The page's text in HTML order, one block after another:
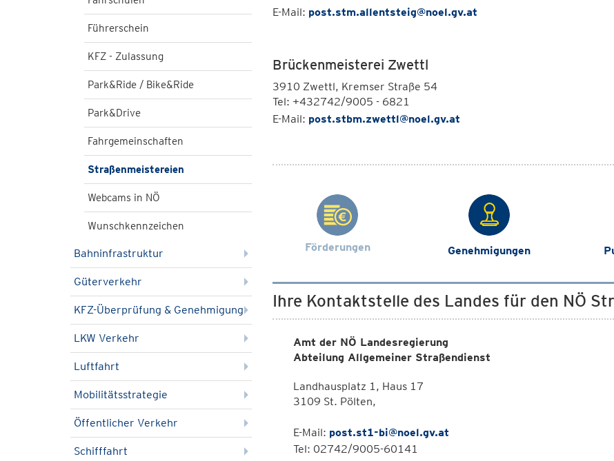
Führerschein
KFZ - Zulassung
Park&Ride / Bike&Ride
Park&Drive
Fahrgemeinschaften
Straßenmeistereien
Webcams in NÖ
Wunschkennzeichen
Bahninfrastruktur
Güterverkehr
KFZ-Überprüfung & Genehmigung
LKW Verkehr
Luftfahrt
Mobilitätsstrategie
Öffentlicher Verkehr
Schifffahrt
E-Mail: post.stm.allentsteig@noel.gv.at
Brückenmeisterei Zwettl
3910 Zwettl, Kremser Straße 54
Tel: +432742/9005 - 6821
E-Mail: post.stbm.zwettl@noel.gv.at
Förderungen Genehmigungen
Ihre Kontaktstelle des Landes für den NÖ
Amt der NÖ Landesregierung
Abteilung Allgemeiner Straßendienst
Landhausplatz 1, Haus 17
3109 St. Pölten,
E-Mail: post.st1-bi@noel.gv.at
Tel: 02742/9005-60141